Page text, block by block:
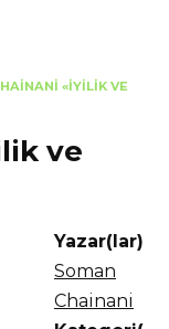
«İYILIK VE
ve
Yazar(lar)
Soman
Chainani